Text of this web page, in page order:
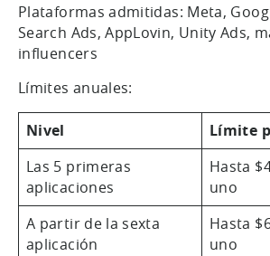
Plataformas admitidas: Meta,
Search Ads, AppLovin, Unity Ads,
influencers
Límites anuales:
Nivel
Límite
Las 5 primeras
aplicaciones
Hasta
uno
A partir de la sexta
aplicación
Hasta
uno